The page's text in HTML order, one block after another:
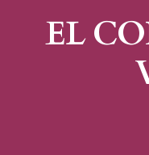
EL